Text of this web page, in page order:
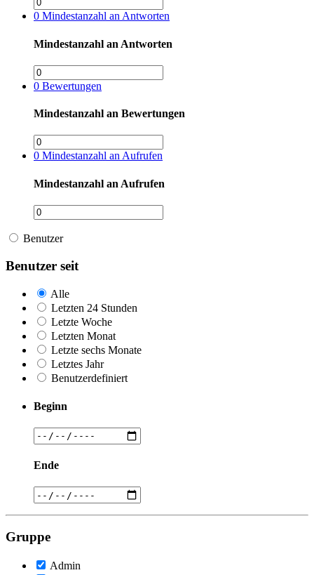
0 Mindestanzahl an Antworten
Mindestanzahl an Antworten
0 Bewertungen
Mindestanzahl an Bewertungen
0 Mindestanzahl an Aufrufen
Mindestanzahl an Aufrufen
Benutzer
Benutzer seit
Alle
Letzten 24 Stunden
Letzte Woche
Letzten Monat
Letzte sechs Monate
Letztes Jahr
Benutzerdefiniert
Beginn
Ende
Gruppe
Admin